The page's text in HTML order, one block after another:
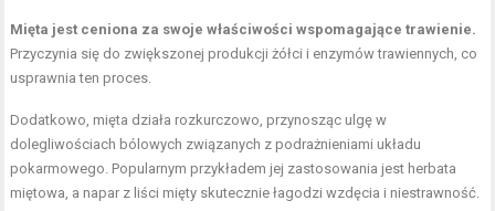
Mięta jest ceniona za swoje właściwości wspomagające trawienie.
Przyczynia się do zwiększonej produkcji żółci i enzymów trawiennych, co
usprawnia ten proces.
Dodatkowo, mięta działa rozkurczowo, przynosząc ulgę w
dolegliwościach bólowych związanych z podrażnieniami układu
pokarmowego. Popularnym przykładem jej zastosowania jest herbata
miętowa, a napar z liści mięty skutecznie łagodzi wzdęcia i niestrawność.